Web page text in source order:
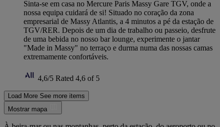
Sinta-se em casa no Mercure Paris Massy Gare TGV, onde a
nossa equipa cuidará de si! Situado no coração da zona
empresarial de Massy Atlantis, a 4 minutos a pé da estação de
TGV/RER. Depois de um dia de trabalho ou passeio, desfrute
de uma bebida no nosso bar lounge, experimente o jantar
"Made in Massy" no terraço e durma numa das nossas camas
extremamente confortáveis.
4,6/5 Rated 4,6 of 5
Load More See more items
Mostrar mapa